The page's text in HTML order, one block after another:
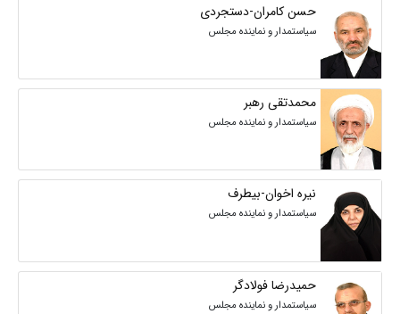
حسن کامران-دستجردی
سیاستمدار و نماینده مجلس
محمدتقی رهبر
سیاستمدار و نماینده مجلس
نیره اخوان-بیطرف
سیاستمدار و نماینده مجلس
حمیدرضا فولادگر
سیاستمدار و نماینده مجلس